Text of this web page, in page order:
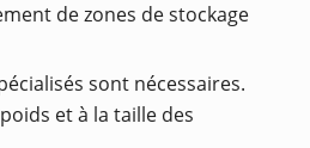
de zones de stockage
sont nécessaires.
et à la taille des